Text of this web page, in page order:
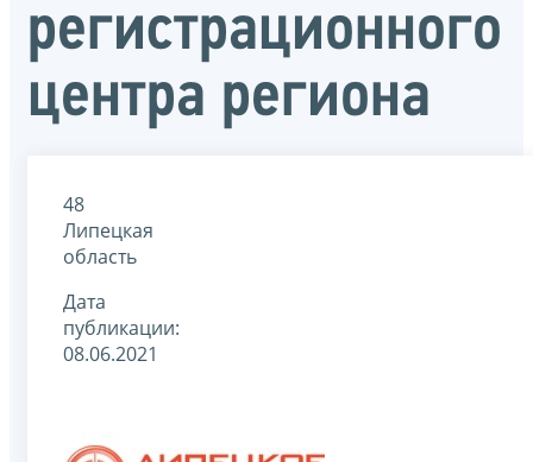
регистрационного
центра региона
48
Липецкая
область
Дата
публикации:
08.06.2021